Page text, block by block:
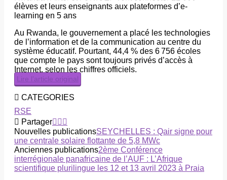
élèves et leurs enseignants aux plateformes d’e-
learning en 5 ans
Au Rwanda, le gouvernement a placé les technologies
de l’information et de la communication au centre du
système éducatif. Pourtant, 44,4 % des 6 756 écoles
que compte le pays sont toujours privés d’accès à
Internet, selon les chiffres officiels.
Lire l’article original
CATEGORIES
RSE
Partager
Nouvelles publicationsSEYCHELLES : Qair signe pour
une centrale solaire flottante de 5,8 MWc
Anciennes publications2ème Conférence
interrégionale panafricaine de l’AUF : L’Afrique
scientifique plurilingue les 12 et 13 avril 2023 à Praia